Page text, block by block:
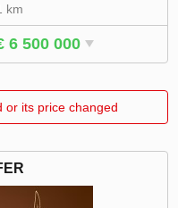
km
6 500 000
or its price changed